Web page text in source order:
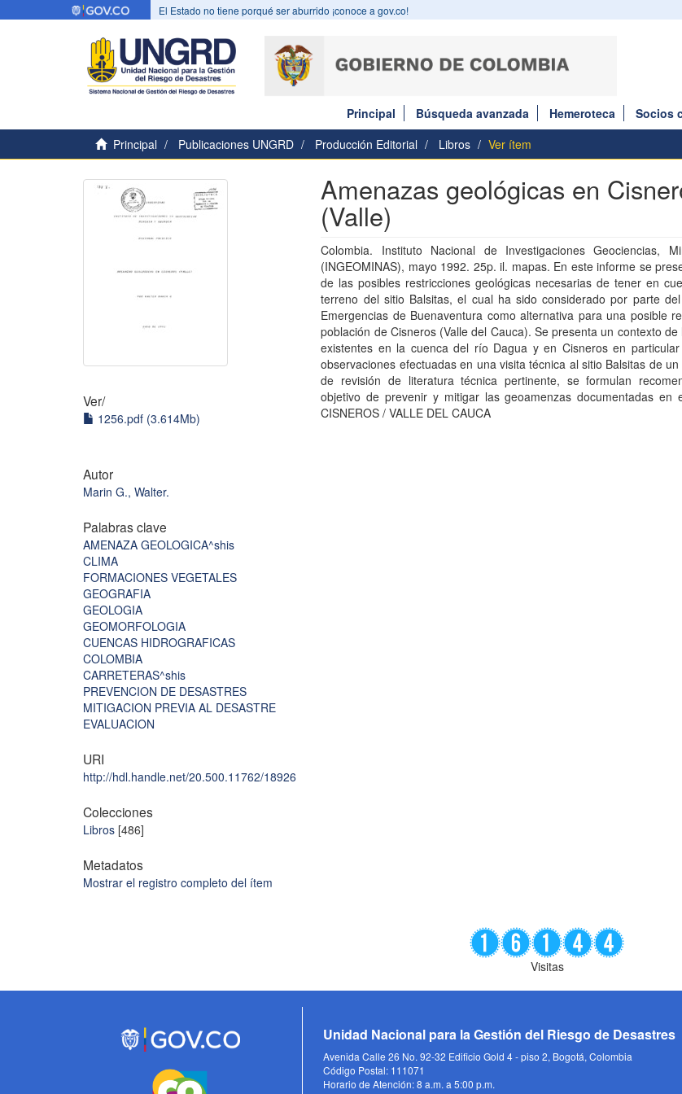
El Estado no tiene porqué ser aburrido ¡conoce a gov.co!
Principal Búsqueda avanzada Hemeroteca
Socios
Principal
Publicaciones UNGRD Producción Editorial Libros Ver ítem
Ver/
1256.pdf (3.614Mb)
Autor
Marin G., Walter.
Palabras clave
AMENAZA GEOLOGICA^shis
CLIMA
FORMACIONES VEGETALES
GEOGRAFIA
GEOLOGIA
GEOMORFOLOGIA
CUENCAS HIDROGRAFICAS
COLOMBIA
CARRETERAS^shis
PREVENCION DE DESASTRES
MITIGACION PREVIA AL DESASTRE
EVALUACION
URI
http://hdl.handle.net/20.500.11762/18926
Colecciones
Libros [486]
Metadatos
Mostrar el registro completo del ítem
Amenazas geológicas en
(Valle)
Colombia. Instituto Nacional de Investigaciones Geociencias,
(INGEOMINAS), mayo 1992. 25p. il. mapas. En este informe se
de las posibles restricciones geológicas necesarias de tener en
terreno del sitio Balsitas, el cual ha sido considerado por parte
Emergencias de Buenaventura como alternativa para una posible
población de Cisneros (Valle del Cauca). Se presenta un contexto
existentes en la cuenca del río Dagua y en Cisneros en
observaciones efectuadas en una visita técnica al sitio Balsitas de
de revisión de literatura técnica pertinente, se formulan
objetivo de prevenir y mitigar las geoamenzas documentadas en
CISNEROS / VALLE DEL CAUCA
Visitas
Unidad Nacional para la Gestión del Riesgo de Desastres
Avenida Calle 26 No. 92-32 Edificio Gold 4 - piso 2, Bogotá, Colombia
Código Postal: 111071
Horario de Atención: 8 a.m. a 5:00 p.m.